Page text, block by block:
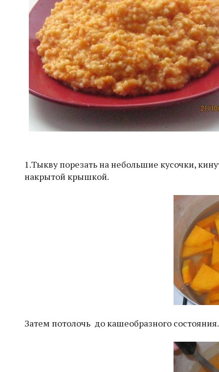
1.Тыкву порезать на небольшие кусочки,
накрытой крышкой.
Затем потолочь до кашеобразного состояния.